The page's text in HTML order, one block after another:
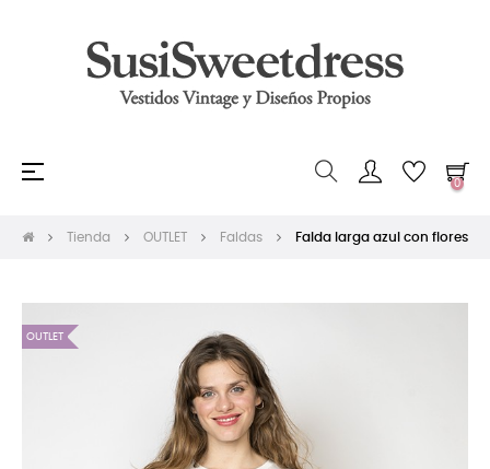
Navegación
☰
0
Tienda OUTLET Faldas Falda larga azul con flores
OUTLET